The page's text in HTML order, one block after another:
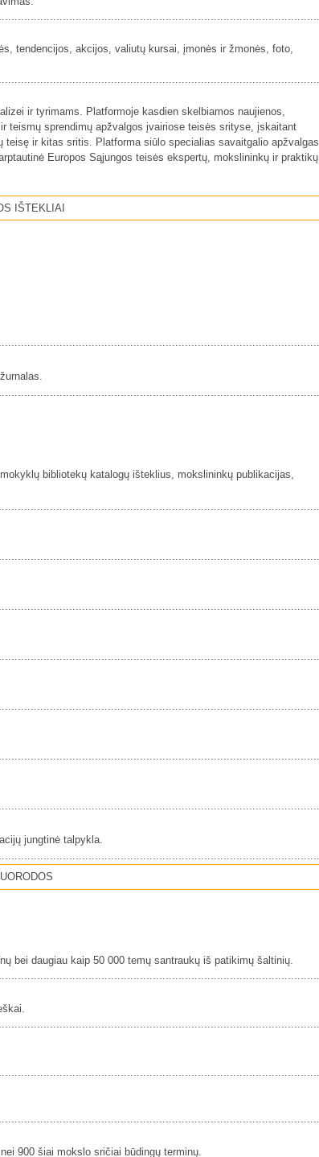
tendencijos, akcijos, valiutų kursai, įmonės ir žmonės, foto,
ir tyrimams. Platformoje kasdien skelbiamos naujienos,
teismų sprendimų apžvalgos įvairiose teisės srityse, įskaitant
ir kitas sritis. Platforma siūlo specialias savaitgalio apžvalgas,
Europos Sąjungos teisės ekspertų, mokslininkų ir praktikų
IŠTEKLIAI
bibliotekų katalogų išteklius, mokslininkų publikacijas,
jungtinė talpykla.
bei daugiau kaip 50 000 temų santraukų iš patikimų šaltinių.
900 šiai mokslo sričiai būdingų terminų.